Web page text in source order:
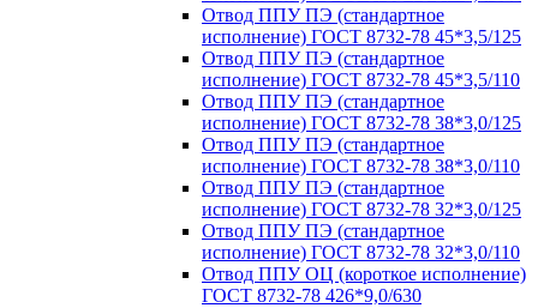
Отвод ППУ ПЭ (стандартное
исполнение) ГОСТ 8732-78 45*3,5/125
Отвод ППУ ПЭ (стандартное
исполнение) ГОСТ 8732-78 45*3,5/110
Отвод ППУ ПЭ (стандартное
исполнение) ГОСТ 8732-78 38*3,0/125
Отвод ППУ ПЭ (стандартное
исполнение) ГОСТ 8732-78 38*3,0/110
Отвод ППУ ПЭ (стандартное
исполнение) ГОСТ 8732-78 32*3,0/125
Отвод ППУ ПЭ (стандартное
исполнение) ГОСТ 8732-78 32*3,0/110
Отвод ППУ ОЦ (короткое исполнение)
ГОСТ 8732-78 426*9,0/630